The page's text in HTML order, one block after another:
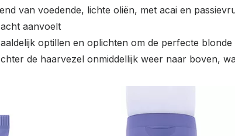
van voedende, lichte oliën, met acai en
aanvoelt
optillen en oplichten om de perfecte
de haarvezel onmiddellijk weer naar boven,